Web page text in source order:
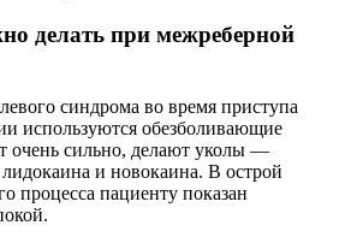
делать при межреберной
синдрома во время приступа
используются обезболивающие
очень сильно, делают уколы —
и новокаина. В острой
процесса пациенту показан